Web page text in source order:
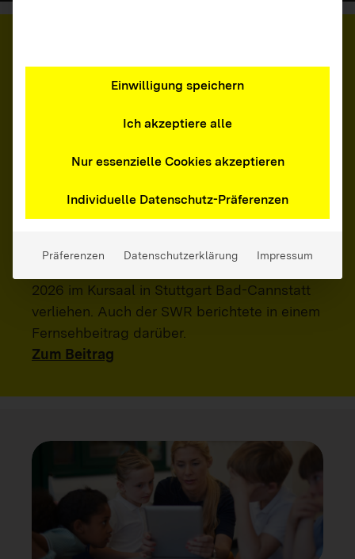
14.07.2026 | Eltern, Fachkräfte, Jugendliche,
2026 im Kursaal in Stuttgart Bad-Cannstatt
verliehen. Auch der SWR berichtete in einem
Fernsehbeitrag darüber.
Zum Beitrag
Einwilligung speichern
Ich akzeptiere alle
Nur essenzielle Cookies akzeptieren
Individuelle Datenschutz-Präferenzen
Präferenzen Datenschutzerklärung Impressum